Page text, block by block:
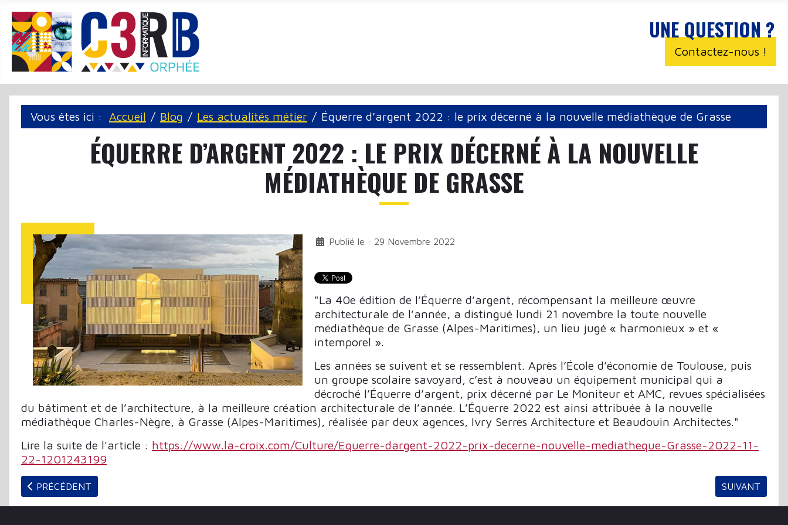
UNE QUESTION ?
Contactez-nous !
Vous êtes ici : Accueil Blog Les actualités métier Équerre d’argent 2022 : le prix décerné à la nouvelle médiathèque de Grasse
ÉQUERRE D’ARGENT 2022 : LE PRIX DÉCERNÉ À LA NOUVELLE
MÉDIATHÈQUE DE GRASSE
Publié le : 29 Novembre 2022
"La 40e édition de l’Équerre d’argent, récompensant la meilleure œuvre
architecturale de l’année, a distingué lundi 21 novembre la toute nouvelle
médiathèque de Grasse (Alpes-Maritimes), un lieu jugé « harmonieux » et «
intemporel ».
Les années se suivent et se ressemblent. Après l’École d’économie de Toulouse, puis
un groupe scolaire savoyard, c’est à nouveau un équipement municipal qui a
décroché l’Équerre d’argent, prix décerné par Le Moniteur et AMC, revues spécialisées
du bâtiment et de l’architecture, à la meilleure création architecturale de l’année. L’Équerre 2022 est ainsi attribuée à la nouvelle
médiathèque Charles-Nègre, à Grasse (Alpes-Maritimes), réalisée par deux agences, Ivry Serres Architecture et Beaudouin Architectes."
Lire la suite de l'article : https://www.la-croix.com/Culture/Equerre-dargent-2022-prix-decerne-nouvelle-mediatheque-Grasse-2022-11-
22-1201243199
ARTICLE PRÉCÉDENT : BIBLIOTHÈQUES PUBLIQUES : DES MÉTIERS EN PLEINE INNOVATION
PRÉCÉDENT ARTICLE
SUIVANT